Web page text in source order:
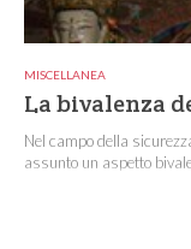
MISCELLANEA
La bivalenza
Nel campo della
assunto un aspetto